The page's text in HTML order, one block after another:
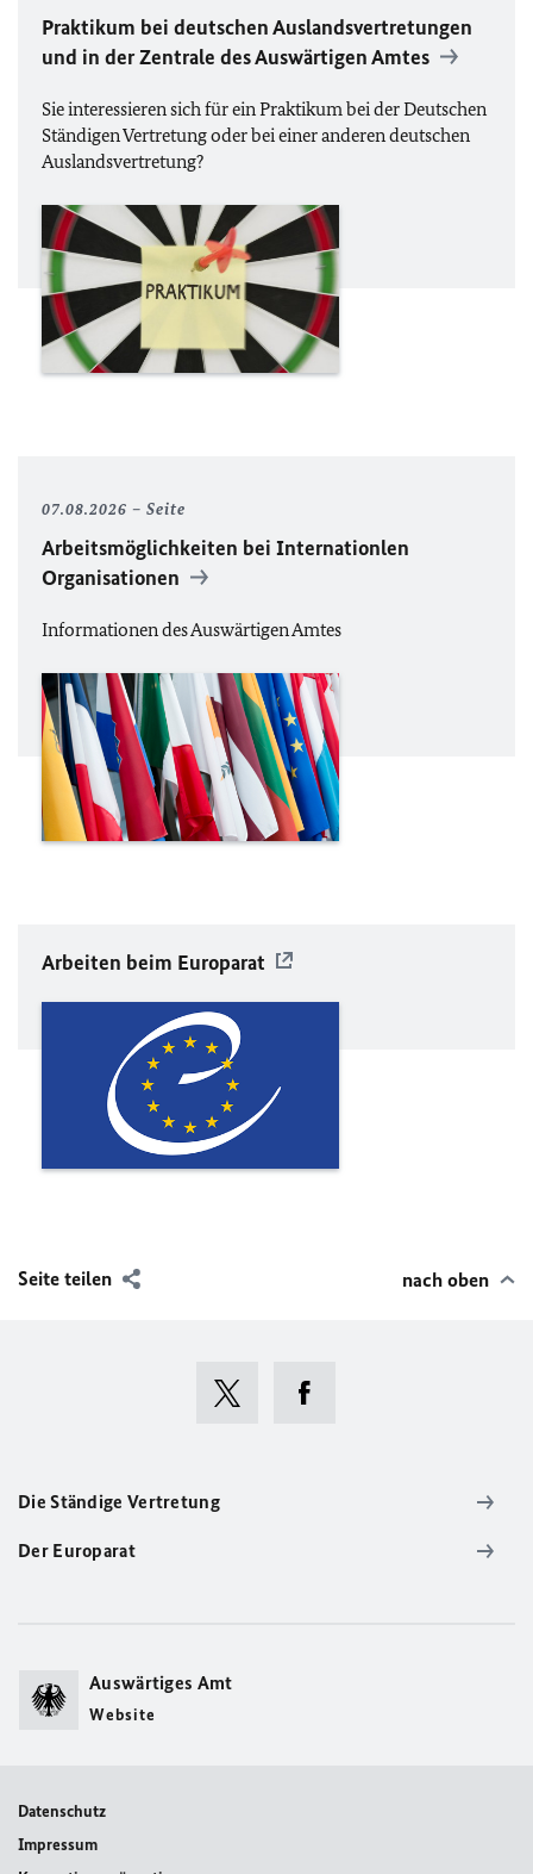
Praktikum bei deutschen Auslandsvertretungen
und in der Zentrale des Auswärtigen Amtes
Sie interessieren sich für ein Praktikum bei der Deutschen
Ständigen Vertretung oder bei einer anderen deutschen
Auslandsvertretung?
07.08.2026 Seite
Arbeitsmöglichkeiten bei Internationlen
Organisationen
Informationen des Auswärtigen Amtes
Arbeiten beim Europarat
Seite teilen nach oben
Die Ständige Vertretung
Der Europarat
Auswärtiges Amt
Website
Datenschutz
Impressum